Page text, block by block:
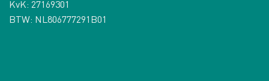
KvK: 27169301
BTW: NL806777291B01